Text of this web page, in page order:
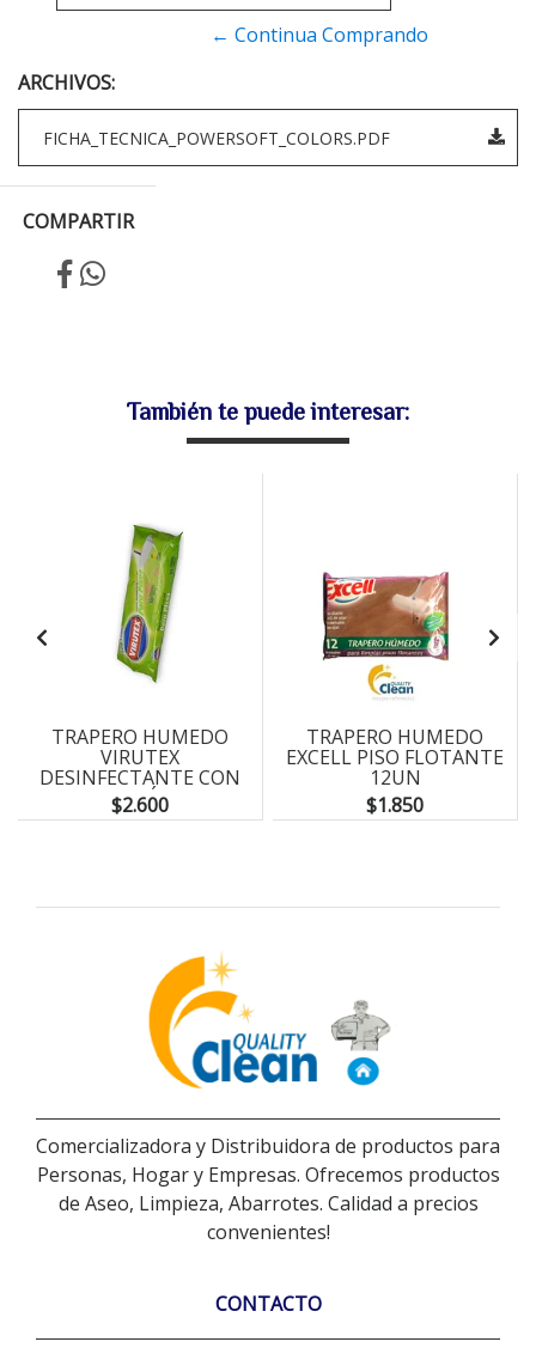
← Continua Comprando
ARCHIVOS:
FICHA_TECNICA_POWERSOFT_COLORS.PDF
COMPARTIR
También te puede interesar:
TRAPERO HUMEDO
VIRUTEX
DESINFECTANTE CON
HOJAL LIMÓN 10UN
$2.600
TRAPERO HUMEDO
EXCELL PISO FLOTANTE
12UN
$1.850
Comercializadora y Distribuidora de productos para
Personas, Hogar y Empresas. Ofrecemos productos
de Aseo, Limpieza, Abarrotes. Calidad a precios
convenientes!
CONTACTO